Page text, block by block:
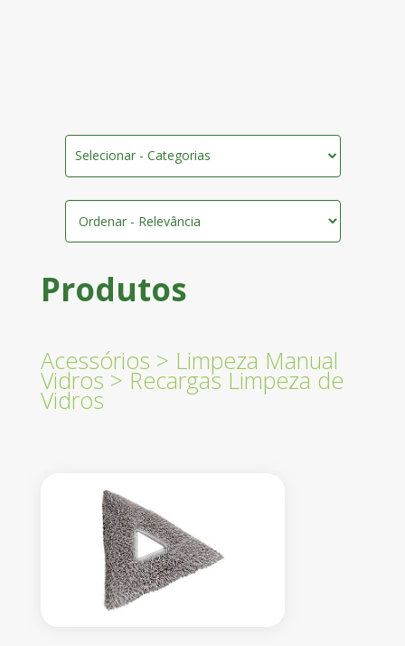
Selecionar - Categorias
Produtos
Acessórios > Limpeza Manual
Vidros> Recargas Limpeza de
Vidros